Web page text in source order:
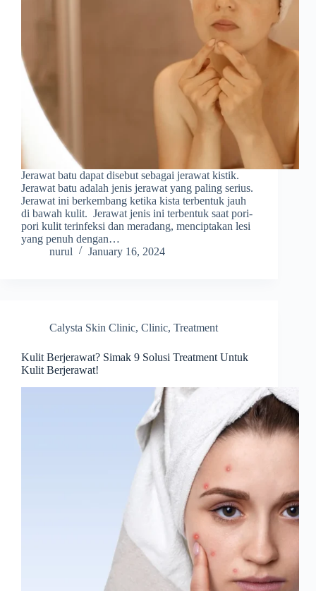
Jerawat batu dapat disebut sebagai jerawat kistik.
Jerawat batu adalah jenis jerawat yang paling serius.
Jerawat ini berkembang ketika kista terbentuk jauh
di bawah kulit. Jerawat jenis ini terbentuk saat pori-
pori kulit terinfeksi dan meradang, menciptakan lesi
yang penuh dengan…
nurul
January 16, 2024
Calysta Skin Clinic, Clinic, Treatment
Kulit Berjerawat? Simak 9 Solusi Treatment Untuk
Kulit Berjerawat!